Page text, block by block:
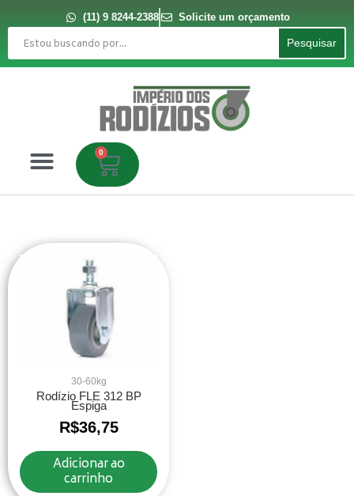
conteúdo
(11) 9 8244-2388
Solicite um orçamento
Pesquisar
Pesquisar
0
Carrinho
30-60kg
Rodízio FLE 312 BP
Espiga
R$36,75
Adicionar ao
carrinho